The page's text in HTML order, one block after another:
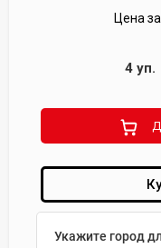
Цена
4 уп.
Укажите город